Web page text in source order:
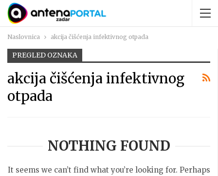
Naslovnica akcija čišćenja infektivnog otpada
PREGLED OZNAKA
akcija čišćenja infektivnog
otpada
NOTHING FOUND
It seems we can’t find what you’re looking for. Perhaps